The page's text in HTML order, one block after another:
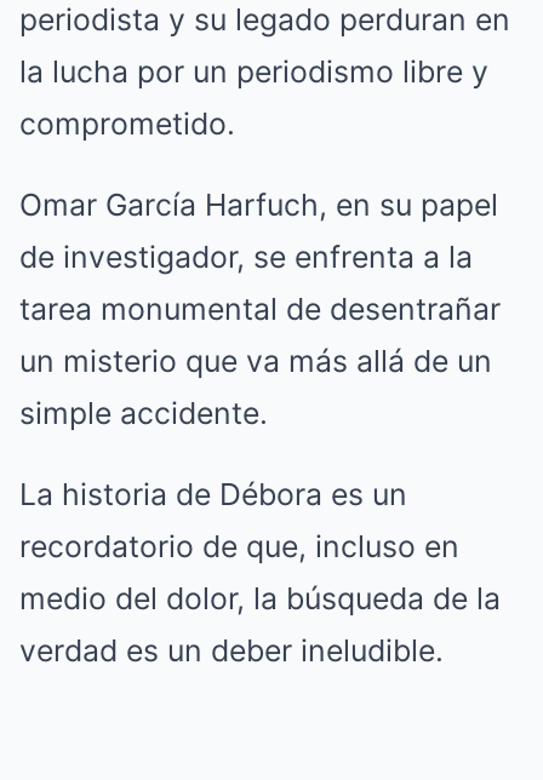
periodista y su legado perduran en
la lucha por un periodismo libre y
comprometido.
Omar García Harfuch, en su papel
de investigador, se enfrenta a la
tarea monumental de desentrañar
un misterio que va más allá de un
simple accidente.
La historia de Débora es un
recordatorio de que, incluso en
medio del dolor, la búsqueda de la
verdad es un deber ineludible.